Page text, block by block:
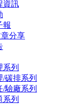
資訊
報
分享
系列
碳排系列
驗廠系列
系列